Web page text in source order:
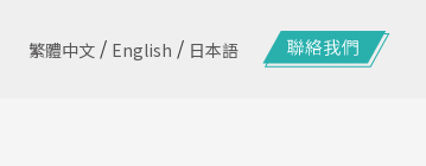
繁體中文 / English / 日本語